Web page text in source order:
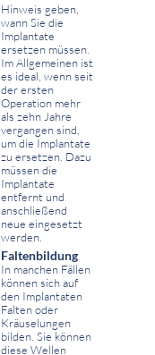
Hinweis geben,
wann Sie die
Implantate
ersetzen müssen.
Im Allgemeinen ist
es ideal, wenn seit
der ersten
Operation mehr
als zehn Jahre
vergangen sind,
um die Implantate
zu ersetzen. Dazu
müssen die
Implantate
entfernt und
anschließend
neue eingesetzt
werden.
Faltenbildung
In manchen Fällen
können sich auf
den Implantaten
Falten oder
Kräuselungen
bilden. Sie können
diese Wellen